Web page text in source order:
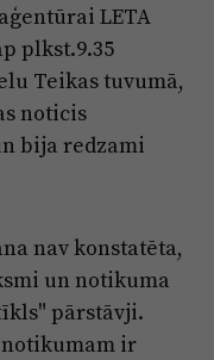
LETA
plkst.9.35
Teikas tuvumā,
noticis
bija redzami
nav konstatēta,
un notikuma
pārstāvji.
notikumam ir